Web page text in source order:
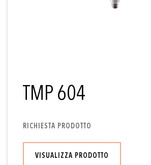
TMP 604
RICHIESTA PRODOTTO
VISUALIZZA PRODOTTO